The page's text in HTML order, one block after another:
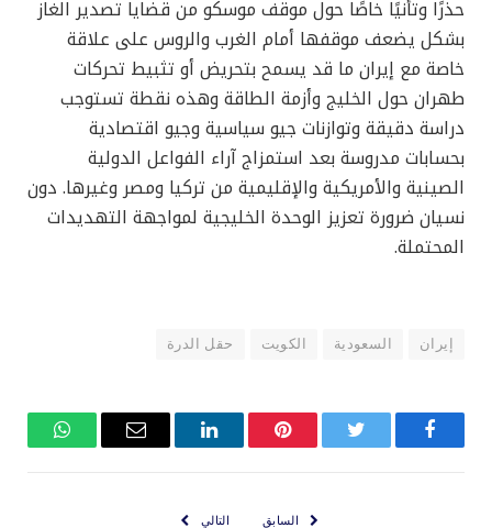
حذرًا وتأنيًا خاصًا حول موقف موسكو من قضايا تصدير الغاز
بشكل يضعف موقفها أمام الغرب والروس على علاقة
خاصة مع إيران ما قد يسمح بتحريض أو تثبيط تحركات
طهران حول الخليج وأزمة الطاقة وهذه نقطة تستوجب
دراسة دقيقة وتوازنات جيو سياسية وجيو اقتصادية
بحسابات مدروسة بعد استمزاج آراء الفواعل الدولية
الصينية والأمريكية والإقليمية من تركيا ومصر وغيرها. دون
نسيان ضرورة تعزيز الوحدة الخليجية لمواجهة التهديدات
المحتملة.
إيران السعودية الكويت حقل الدرة
فيسبوك تويتر بينتيريستلينكدإن
البريد
واتساب
السابق التالي